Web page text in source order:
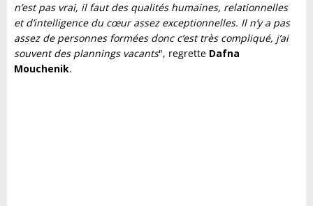
n’est pas vrai, il faut des qualités humaines, relationnelles
et d’intelligence du cœur assez exceptionnelles. Il n’y a pas
assez de personnes formées donc c’est très compliqué, j’ai
souvent des plannings vacants", regrette Dafna
Mouchenik.